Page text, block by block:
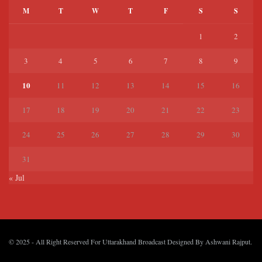
M T W T F S S
1 2
3 4 5 6 7 8 9
10 11 12 13 14 15 16
17 18 19 20 21 22 23
24 25 26 27 28 29 30
31
« Jul
© 2025 - All Right Reserved For Uttarakhand Broadcast Designed By Ashwani Rajput.